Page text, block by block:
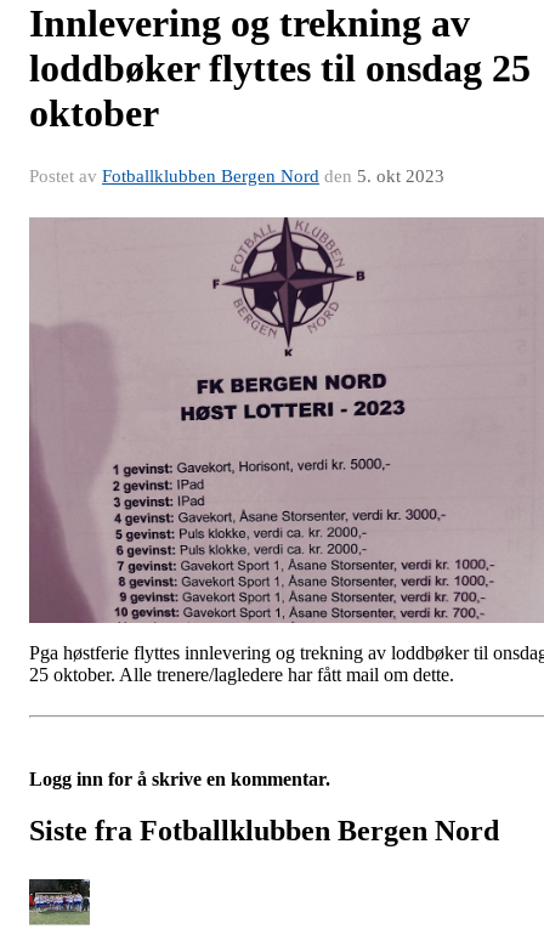
Innlevering og trekning av
loddbøker flyttes til onsdag 25
oktober
Postet av Fotballklubben Bergen Nord den 5. okt 2023
Pga høstferie flyttes innlevering og trekning av loddbøker til
25 oktober. Alle trenere/lagledere har fått mail om dette.
Logg inn for å skrive en kommentar.
Siste fra Fotballklubben Bergen Nord